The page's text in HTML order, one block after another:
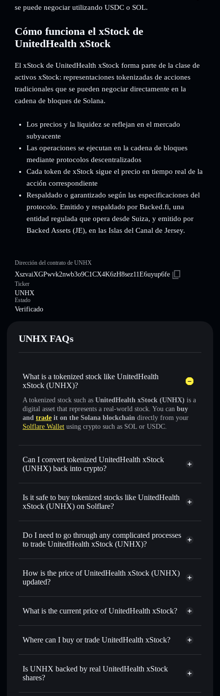
se puede negociar utilizando USDC o SOL.
Cómo funciona el xStock de
UnitedHealth xStock
El xStock de UnitedHealth xStock forma parte de la clase de
activos xStock: representaciones tokenizadas de acciones
tradicionales que se pueden negociar directamente en la
cadena de bloques de Solana.
Los precios y la liquidez se reflejan en el mercado
subyacente
Las operaciones se ejecutan en la cadena de bloques
mediante protocolos descentralizados
Cada token de xStock sigue el precio en tiempo real de la
acción correspondiente
Respaldado o garantizado según las especificaciones del
protocolo. Emitido y respaldado por Backed.fi, una
entidad regulada que opera desde Suiza, y emitido por
Backed Assets (JE), en las Islas del Canal de Jersey.
Dirección del contrato de UNHX
XszvaiXGPwvk2nwb3o9C1CX4K6zH8sez11E6uyup6fe
Ticker
UNHX
Estado
Verificado
UNHX FAQs
What is a tokenized stock like UnitedHealth
xStock (UNHX)?
A tokenized stock such as UnitedHealth xStock (UNHX) is a
digital asset that represents a real-world stock. You can buy
and trade it on the Solana blockchain directly from your
Solflare Wallet using crypto such as SOL or USDC.
Can I convert tokenized UnitedHealth xStock
(UNHX) back into crypto?
UnitedHealth xStock
Is it safe to buy tokenized stocks like UnitedHealth
xStock (UNHX) on Solflare?
1:1 backed,
Do I need to go through any complicated processes
to trade UnitedHealth xStock (UNHX)?
How is the price of UnitedHealth xStock (UNHX)
updated?
UnitedHealth xStock
What is the current price of UnitedHealth xStock?
UnitedHealth xStock
$407.080
Where can I buy or trade UnitedHealth xStock?
Is UNHX backed by real UnitedHealth xStock
shares?